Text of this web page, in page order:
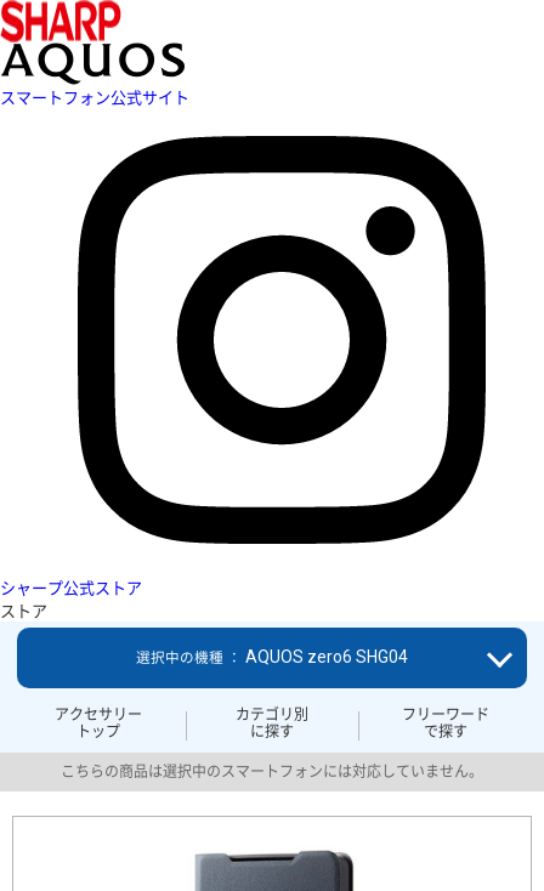
スマートフォン公式サイト
シャープ公式ストア
ストア
アクセサリー
トップ
カテゴリ別
に探す
フリーワード
で探す
選択中の機種 ： AQUOS zero6 SHG04
こちらの商品は選択中のスマートフォンには対応していません。